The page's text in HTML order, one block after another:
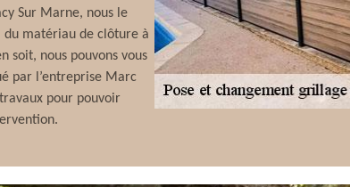
Sur Marne, nous le
du matériau de clôture à
soit, nous pouvons vous
par l’entreprise Marc
pour pouvoir